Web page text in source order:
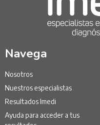
Navega
Nosotros
Nuestros especialistas
Resultados Imedi
Ayuda para acceder a tus